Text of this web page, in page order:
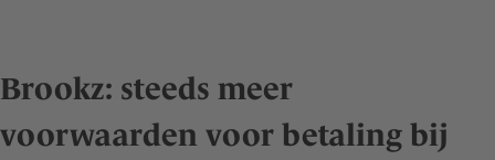
Brookz: steeds meer
voorwaarden voor betaling bij